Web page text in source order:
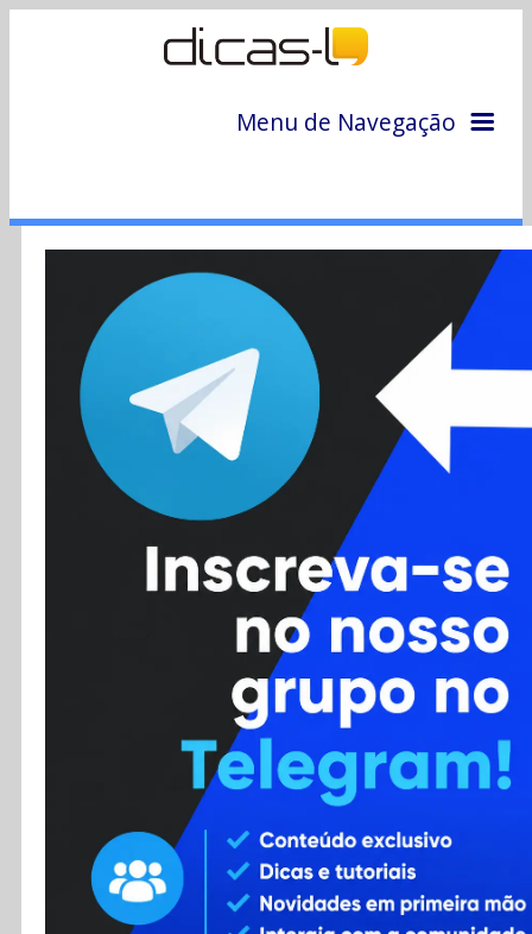
Menu de Navegação
Colunas
Colaboradores
Cursos
Enviar Dica
Contato